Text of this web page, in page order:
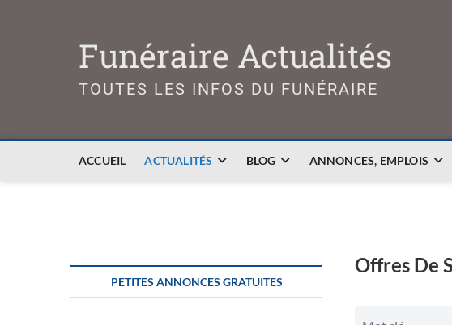
Funéraire Actualités
TOUTES LES INFOS DU FUNÉRAIRE
ACCUEIL ACTUALITÉS BLOG ANNONCES, EMPLOIS
Offres De
PETITES ANNONCES GRATUITES